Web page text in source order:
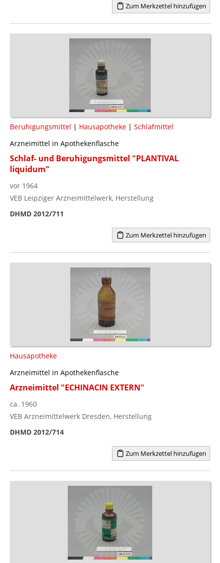
Zum Merkzettel hinzufügen
Beruhigungsmittel | Hausapotheke | Schlafmittel
Arzneimittel in Apothekenflasche
Schlaf- und Beruhigungsmittel "PLANTIVAL
liquidum"
vor 1964
VEB Leipziger Arzneimittelwerk, Herstellung
DHMD 2012/711
Zum Merkzettel hinzufügen
Hausapotheke
Arzneimittel in Apothekenflasche
Arzneimittel "ECHINACIN EXTERN"
ca. 1960
VEB Arzneimittelwerk Dresden, Herstellung
DHMD 2012/714
Zum Merkzettel hinzufügen